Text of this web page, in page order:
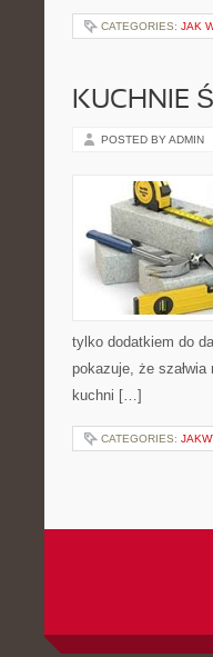
CATEGORIES: JAK
KUCHNIE
POSTED BY ADMIN
tylko dodatkiem do
pokazuje, że
kuchni […]
CATEGORIES: